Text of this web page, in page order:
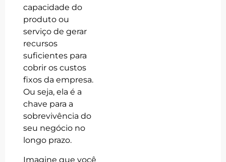
capacidade do
produto ou
serviço de gerar
recursos
suficientes para
cobrir os custos
fixos da empresa.
Ou seja, ela é a
chave para a
sobrevivência do
seu negócio no
longo prazo.
Imagine que você